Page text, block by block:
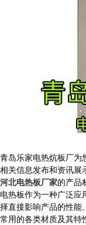
青岛乐家电热炕板厂为
相关信息发布和资讯展
河北电热板厂家的产品
电热板作为一种广泛
择直接影响产品的性能
常用的各类材质及其特